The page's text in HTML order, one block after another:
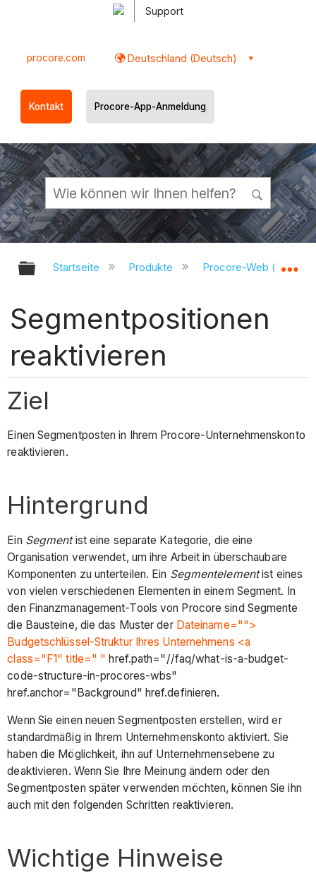
Support
procore.com Deutschland (Deutsch)
Kontakt Procore-App-Anmeldung
Globale Hierarchie auf- und
Startseite Produkte Procore-Web
Segmentpositionen
reaktivieren
Ziel
Einen Segmentposten in Ihrem Procore-Unternehmenskonto
reaktivieren.
Hintergrund
Ein Segmentist eine separate Kategorie, die eine
Organisation verwendet, um ihre Arbeit in überschaubare
Komponenten zu unterteilen. Ein Segmentelementist eines
von vielen verschiedenen Elementen in einem Segment. In
den Finanzmanagement-Tools von Procore sind Segmente
die Bausteine, die das Muster der Dateiname="">
Budgetschlüssel-Struktur Ihres Unternehmens <a
class="F1" title=" " href.path="//faq/what-is-a-budget-
code-structure-in-procores-wbs"
href.anchor="Background" href.definieren.
Wenn Sie einen neuen Segmentposten erstellen, wird er
standardmäßig in Ihrem Unternehmenskonto aktiviert. Sie
haben die Möglichkeit, ihn auf Unternehmensebene zu
deaktivieren. Wenn Sie Ihre Meinung ändern oder den
Segmentposten später verwenden möchten, können Sie ihn
auch mit den folgenden Schritten reaktivieren.
Wichtige Hinweise